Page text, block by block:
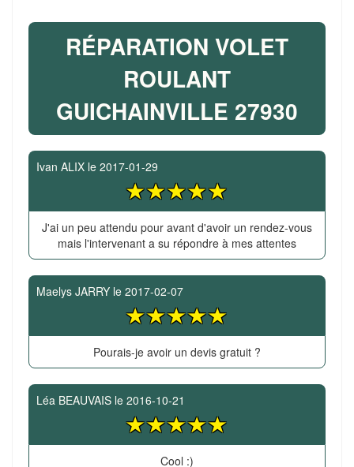
RÉPARATION VOLET
ROULANT
GUICHAINVILLE 27930
Ivan ALIX le 2017-01-29
J'ai un peu attendu pour avant d'avoir un rendez-vous
mais l'intervenant a su répondre à mes attentes
Maelys JARRY le 2017-02-07
Pourais-je avoir un devis gratuit ?
Léa BEAUVAIS le 2016-10-21
Cool :)